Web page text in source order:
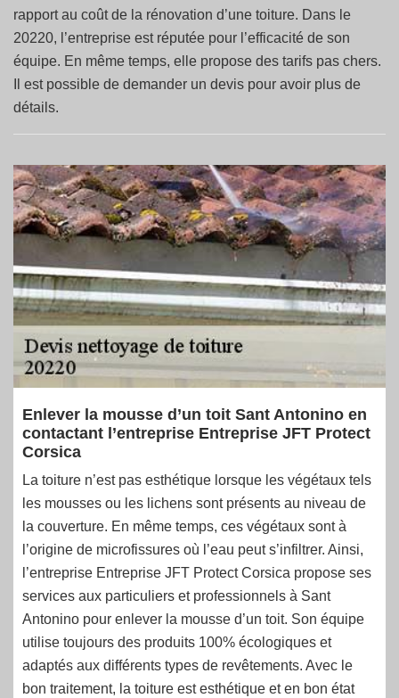
rapport au coût de la rénovation d’une toiture. Dans le
20220, l’entreprise est réputée pour l’efficacité de son
équipe. En même temps, elle propose des tarifs pas chers.
Il est possible de demander un devis pour avoir plus de
détails.
Enlever la mousse d’un toit Sant Antonino en
contactant l’entreprise Entreprise JFT Protect
Corsica
La toiture n’est pas esthétique lorsque les végétaux tels
les mousses ou les lichens sont présents au niveau de
la couverture. En même temps, ces végétaux sont à
l’origine de microfissures où l’eau peut s’infiltrer. Ainsi,
l’entreprise Entreprise JFT Protect Corsica propose ses
services aux particuliers et professionnels à Sant
Antonino pour enlever la mousse d’un toit. Son équipe
utilise toujours des produits 100% écologiques et
adaptés aux différents types de revêtements. Avec le
bon traitement, la toiture est esthétique et en bon état